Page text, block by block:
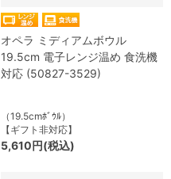
オペラ ミディアムボウル
19.5cm 電子レンジ温め 食洗機
対応 (50827-3529)
（19.5cmﾎﾞｳﾙ）
【ギフト非対応】
5,610円(税込)